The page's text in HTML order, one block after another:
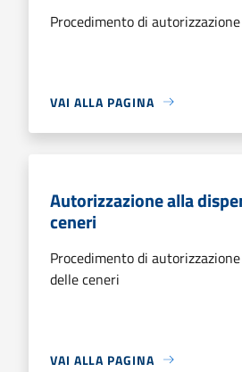
Procedimento di
VAI ALLA PAGINA
Autorizzazione alla
ceneri
Procedimento di
delle ceneri
VAI ALLA PAGINA